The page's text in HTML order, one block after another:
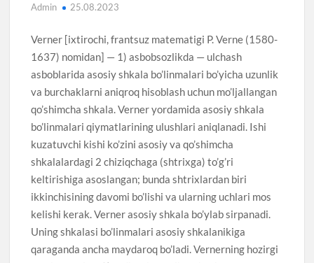
Admin 25.08.2023
Verner [ixtirochi, frantsuz matematigi P. Verne (1580-
1637) nomidan] — 1) asbobsozlikda — ulchash
asboblarida asosiy shkala bo’linmalari bo’yicha uzunlik
va burchaklarni aniqroq hisoblash uchun mo’ljallangan
qo’shimcha shkala. Verner yordamida asosiy shkala
bo’linmalari qiymatlarining ulushlari aniqlanadi. Ishi
kuzatuvchi kishi ko’zini asosiy va qo’shimcha
shkalalardagi 2 chiziqchaga (shtrixga) to’g’ri
keltirishiga asoslangan; bunda shtrixlardan biri
ikkinchisining davomi bo’lishi va ularning uchlari mos
kelishi kerak. Verner asosiy shkala bo’ylab sirpanadi.
Uning shkalasi bo’linmalari asosiy shkalanikiga
qaraganda ancha maydaroq bo’ladi. Vernerning hozirgi